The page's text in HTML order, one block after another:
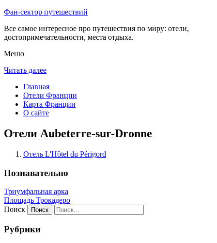
Фан-сектор путешествий
Все самое интересное про путешествия по миру: отели,
достопримечательности, места отдыха.
Меню
Читать далее
Главная
Отели Франции
Карта Франции
О сайте
Отели Aubeterre-sur-Dronne
Отель L'Hôtel du Périgord
Познавательно
Триумфальная арка
Площадь Трокадеро
Поиск
Рубрики